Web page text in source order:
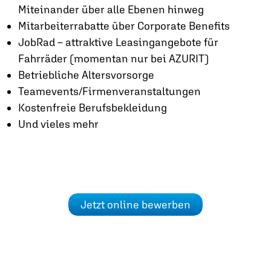
Miteinander über alle Ebenen hinweg
Mitarbeiterrabatte über Corporate Benefits
JobRad – attraktive Leasingangebote für
Fahrräder (momentan nur bei AZURIT)
Betriebliche Altersvorsorge
Teamevents/Firmenveranstaltungen
Kostenfreie Berufsbekleidung
Und vieles mehr
Jetzt online bewerben